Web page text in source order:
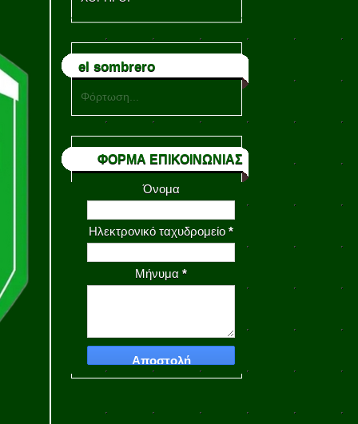
el sombrero
Φόρτωση...
ΦΟΡΜΑ ΕΠΙΚΟΙΝΩΝΙΑΣ
Όνομα
Ηλεκτρονικό ταχυδρομείο *
Μήνυμα *